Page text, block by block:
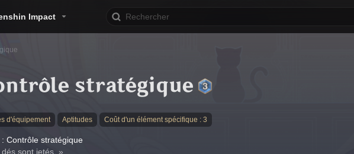
Impact
stratégique
d'équipement Aptitudes Coût d'un élément spécifique : 3
: Contrôle stratégique
sont jetés. »